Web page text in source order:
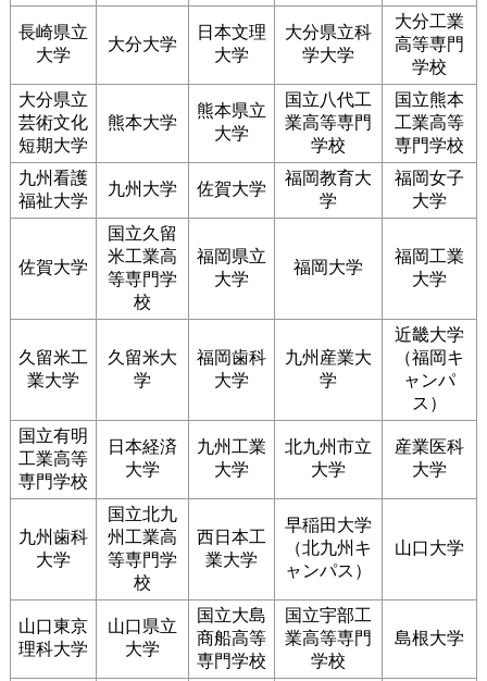
長崎県立
大学
大分大学
日本文理
大学
大分県立科
学大学
大分工業
高等専門
学校
大分県立
芸術文化
短期大学
熊本大学
熊本県立
大学
国立八代工
業高等専門
学校
国立熊本
工業高等
専門学校
九州看護
福祉大学
九州大学 佐賀大学
福岡教育大
学
福岡女子
大学
佐賀大学
国立久留
米工業高
等専門学
校
福岡県立
大学
福岡大学
福岡工業
大学
久留米工
業大学
久留米大
学
福岡歯科
大学
九州産業大
学
近畿大学
（福岡キ
ャンパ
ス）
国立有明
工業高等
専門学校
日本経済
大学
九州工業
大学
北九州市立
大学
産業医科
大学
九州歯科
大学
国立北九
州工業高
等専門学
校
西日本工
業大学
早稲田大学
（北九州キ
ャンパス）
山口大学
山口東京
理科大学
山口県立
大学
国立大島
商船高等
専門学校
国立宇部工
業高等専門
学校
島根大学